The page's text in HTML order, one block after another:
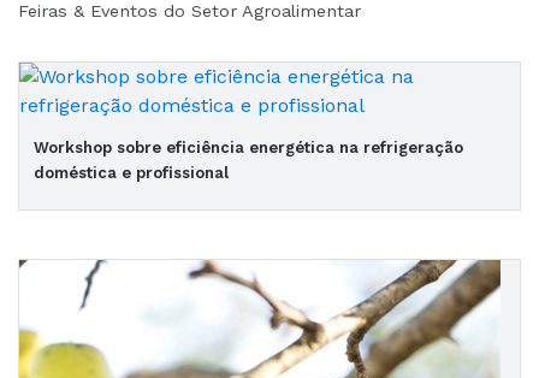
Feiras & Eventos do Setor Agroalimentar
Workshop sobre eficiência energética na refrigeração
doméstica e profissional